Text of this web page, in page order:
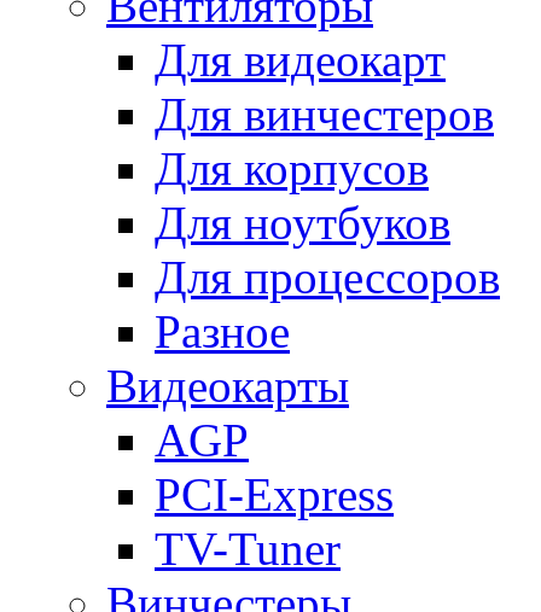
Для видеокарт
Для винчестеров
Для корпусов
Для ноутбуков
Для процессоров
Разное
Видеокарты
AGP
PCI-Express
TV-Tuner